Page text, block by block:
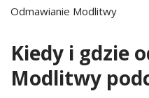
Odmawianie Modlitwy
Kiedy i gdzie
Modlitwy